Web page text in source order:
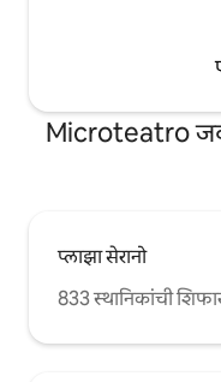
Microteatro
प्लाझा सेरानो
833 स्थानिकांची